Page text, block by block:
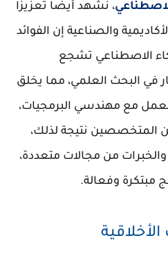
، نشهد أيضًا تعزيزًا
والصناعية إن الفوائد
الاصطناعي تشجع
في البحث العلمي، مما يخلق
العمل مع مهندسي البرمجيات،
المتخصصين نتيجة لذلك،
من مجالات متعددة،
مبتكرة وفعالة.